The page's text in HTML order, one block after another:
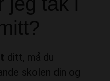
ditt, må du
skolen din og